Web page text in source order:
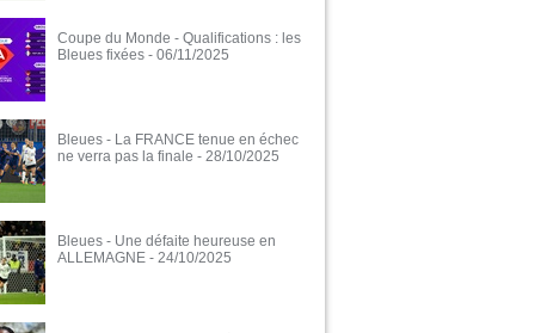
Coupe du Monde - Qualifications : les
Bleues fixées - 06/11/2025
Bleues - La FRANCE tenue en échec
ne verra pas la finale - 28/10/2025
Bleues - Une défaite heureuse en
ALLEMAGNE - 24/10/2025